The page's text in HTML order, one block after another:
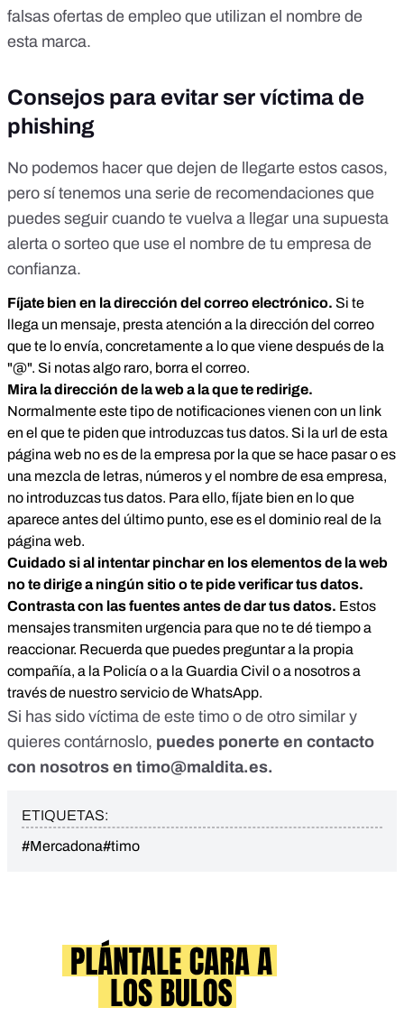
falsas ofertas de empleo que utilizan el nombre de
esta marca.
Consejos para evitar ser víctima de
phishing
No podemos hacer que dejen de llegarte estos casos,
pero sí tenemos una serie de recomendaciones que
puedes seguir cuando te vuelva a llegar una supuesta
alerta o sorteo que use el nombre de tu empresa de
confianza.
Fíjate bien en la dirección del correo electrónico. Si te
llega un mensaje, presta atención a la dirección del correo
que te lo envía, concretamente a lo que viene después de la
"@". Si notas algo raro, borra el correo.
Mira la dirección de la web a la que te redirige.
Normalmente este tipo de notificaciones vienen con un link
en el que te piden que introduzcas tus datos. Si la url de esta
página web no es de la empresa por la que se hace pasar o es
una mezcla de letras, números y el nombre de esa empresa,
no introduzcas tus datos. Para ello, fíjate bien en lo que
aparece antes del último punto, ese es el dominio real de la
página web.
Cuidado si al intentar pinchar en los elementos de la web
no te dirige a ningún sitio o te pide verificar tus datos.
Contrasta con las fuentes antes de dar tus datos. Estos
mensajes transmiten urgencia para que no te dé tiempo a
reaccionar. Recuerda que puedes preguntar a la propia
compañía, a la Policía o a la Guardia Civil o a nosotros a
través de nuestro servicio de WhatsApp.
Si has sido víctima de este timo o de otro similar y
quieres contárnoslo, puedes ponerte en contacto
con nosotros en timo@maldita.es.
ETIQUETAS:
#Mercadona#timo